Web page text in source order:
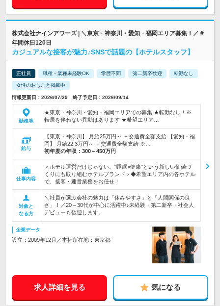
株式会社ナインアワーズ | ＼東京・神奈川・愛知・福岡エリア募集！／＃
年間休日120日
カジュアルな接客が魅力♪SNSで話題の【ホテルスタッフ】
正社員 職種・業種未経験OK 学歴不問 第二新卒歓迎 転勤なし
女性のおしごと掲載中
情報更新日：2026/07/29 終了予定日：2026/09/14
勤務地
★東京・神奈川・愛知・福岡エリアでの募集 ★転勤なし！※
転居を伴わない異動はあります ★希望エリア…
給与
【東京・神奈川】 月給25万円～ ＋交通費全額支給 【愛知・福
岡】 月給22.3万円～ ＋交通費全額支給 ※…
初年度の年収： 300～450万円
仕事内容
＜ホテル運営だけじゃない。"睡眠×健康"という新しい価値づ
くりにも取り組むホテルブランド＞◆希望エリア内の各ホテル
で、接客・運営業務をお任せ！
対象と
なる方
＼社員が選ぶ会社の魅力は「休みやすさ」と「人間関係の良
さ」！／20～30代が中心に活躍中♪未経験・第二新卒・社会人
デビューも歓迎します。
企業データ
設立：2009年12月／本社所在地：東京都
求人詳細を見る 気になる